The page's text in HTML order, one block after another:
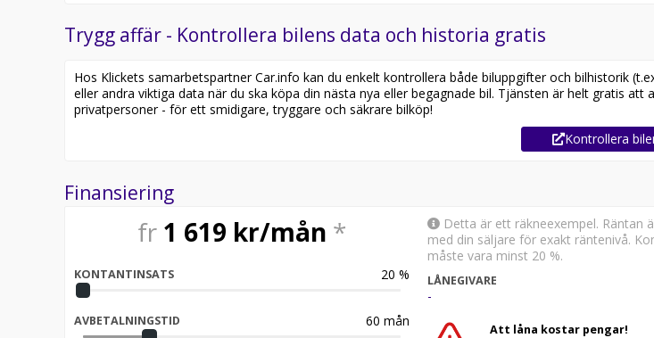
Trygg affär - Kontrollera bilens data och historia gratis
Hos Klickets samarbetspartner Car.info kan du enkelt kontrollera både biluppgifter och bilhistorik
eller andra viktiga data när du ska köpa din nästa nya eller begagnade bil. Tjänsten är helt gratis att
privatpersoner - för ett smidigare, tryggare och säkrare bilköp!
Kontrollera
Finansiering
fr 1 619 kr/mån *
KONTANTINSATS 20 %
AVBETALNINGSTID 60 mån
Detta är ett räkneexempel. Räntan
med din säljare för exakt räntenivå.
måste vara minst 20 %.
LÅNEGIVARE
-
Att låna kostar pengar!